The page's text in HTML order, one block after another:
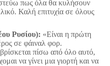
πως όλα θα κυλήσουν
Καλή επιτυχία σε όλους
Ρυσίου): «Είναι η πρώτη
σε φάιναλ φορ.
πίσω από όλο αυτό,
να γίνει μια γιορτή και να